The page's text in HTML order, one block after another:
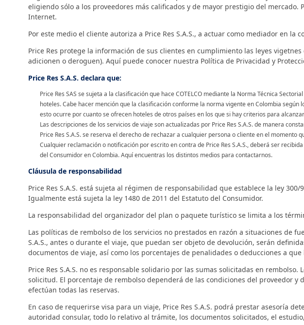
eligiendo sólo a los proveedores más calificados y de mayor prestigio del
Internet.
Por este medio el cliente autoriza a Price Res S.A.S., a actuar como mediador en
Price Res protege la información de sus clientes en cumplimiento las leyes
adicionen o deroguen). Aquí puede conocer nuestra Política de Privacidad y
Price Res S.A.S. declara que:
Price Res SAS se sujeta a la clasificación que hace COTELCO mediante la Norma Técnica
hoteles. Cabe hacer mención que la clasificación conforme la norma vigente en Colombia
esto ocurre por cuanto se ofrecen hoteles de otros países en los que si hay criterios para
Las descripciones de los servicios de viaje son actualizadas por Price Res S.A.S. de manera
Price Res S.A.S. se reserva el derecho de rechazar a cualquier persona o cliente en el momento
Cualquier reclamación o notificación por escrito en contra de Price Res S.A.S., deberá ser
del Consumidor en Colombia. Aquí encuentras los distintos medios para contactarnos.
Cláusula de responsabilidad
Price Res S.A.S. está sujeta al régimen de responsabilidad que establece la ley
Igualmente está sujeta la ley 1480 de 2011 del Estatuto del Consumidor.
La responsabilidad del organizador del plan o paquete turístico se limita a los
Las políticas de rembolso de los servicios no prestados en razón a situaciones de
S.A.S., antes o durante el viaje, que puedan ser objeto de devolución, serán
documentos de viaje, así como los porcentajes de penalidades o deducciones a
Price Res S.A.S. no es responsable solidario por las sumas solicitadas en
solicitud. El porcentaje de rembolso dependerá de las condiciones del proveedor
efectúan todas las reservas.
En caso de requerirse visa para un viaje, Price Res S.A.S. podrá prestar asesoría
autoridad consular, todo lo relativo al trámite, los documentos solicitados, el